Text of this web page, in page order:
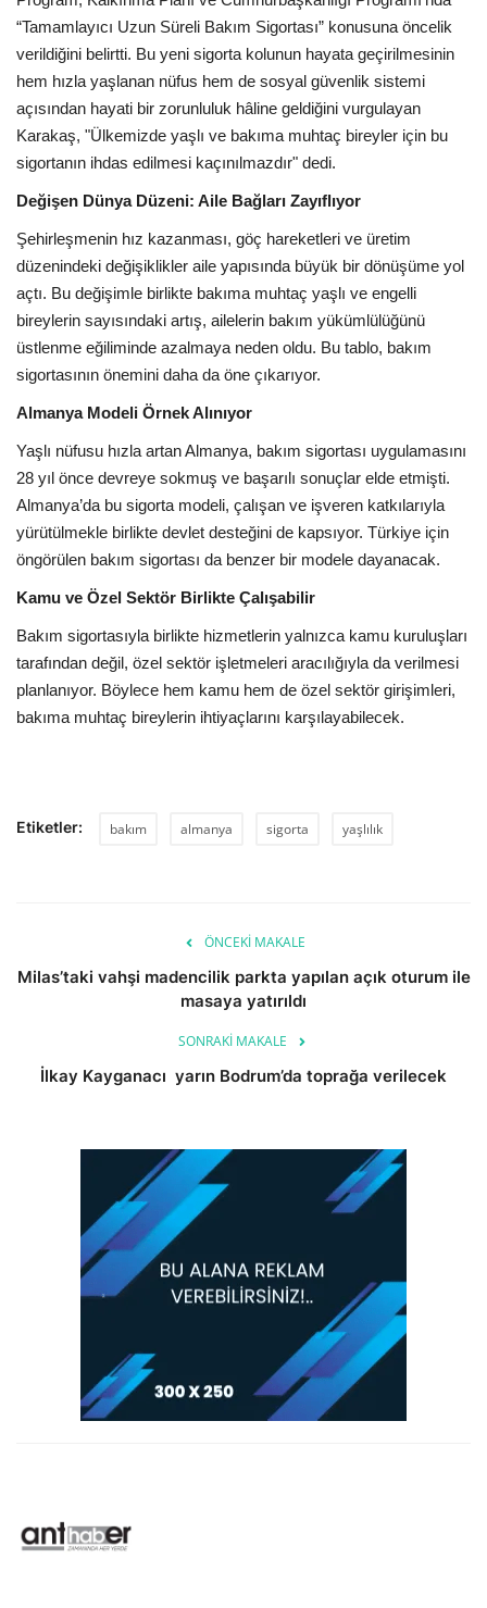
“Tamamlayıcı Uzun Süreli Bakım Sigortası” konusuna öncelik
verildiğini belirtti. Bu yeni sigorta kolunun hayata geçirilmesinin
hem hızla yaşlanan nüfus hem de sosyal güvenlik sistemi
açısından hayati bir zorunluluk hâline geldiğini vurgulayan
Karakaş, "Ülkemizde yaşlı ve bakıma muhtaç bireyler için bu
sigortanın ihdas edilmesi kaçınılmazdır" dedi.
Değişen Dünya Düzeni: Aile Bağları Zayıflıyor
Şehirleşmenin hız kazanması, göç hareketleri ve üretim
düzenindeki değişiklikler aile yapısında büyük bir dönüşüme yol
açtı. Bu değişimle birlikte bakıma muhtaç yaşlı ve engelli
bireylerin sayısındaki artış, ailelerin bakım yükümlülüğünü
üstlenme eğiliminde azalmaya neden oldu. Bu tablo, bakım
sigortasının önemini daha da öne çıkarıyor.
Almanya Modeli Örnek Alınıyor
Yaşlı nüfusu hızla artan Almanya, bakım sigortası uygulamasını
28 yıl önce devreye sokmuş ve başarılı sonuçlar elde etmişti.
Almanya’da bu sigorta modeli, çalışan ve işveren katkılarıyla
yürütülmekle birlikte devlet desteğini de kapsıyor. Türkiye için
öngörülen bakım sigortası da benzer bir modele dayanacak.
Kamu ve Özel Sektör Birlikte Çalışabilir
Bakım sigortasıyla birlikte hizmetlerin yalnızca kamu kuruluşları
tarafından değil, özel sektör işletmeleri aracılığıyla da verilmesi
planlanıyor. Böylece hem kamu hem de özel sektör girişimleri,
bakıma muhtaç bireylerin ihtiyaçlarını karşılayabilecek.
Etiketler: bakım almanya sigorta yaşlılık
ÖNCEKI MAKALE
Milas’taki vahşi madencilik parkta yapılan açık oturum ile
masaya yatırıldı
SONRAKI MAKALE
İlkay Kayganacı yarın Bodrum’da toprağa verilecek